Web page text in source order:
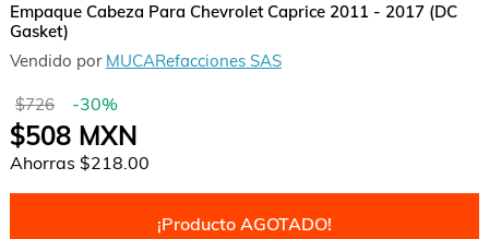
Empaque Cabeza Para Chevrolet Caprice 2011 - 2017 (DC
Gasket)
Vendido por MUCARefacciones SAS
$726 -30%
$508MXN
Ahorras $218.00
¡Producto AGOTADO!